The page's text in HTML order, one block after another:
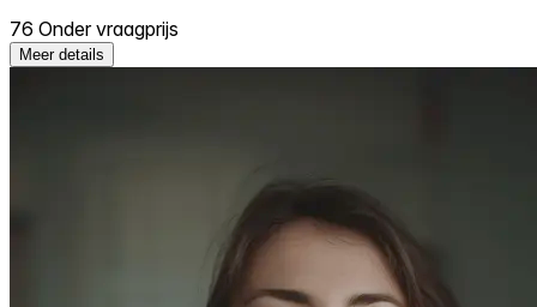
76 Onder vraagprijs
Meer details